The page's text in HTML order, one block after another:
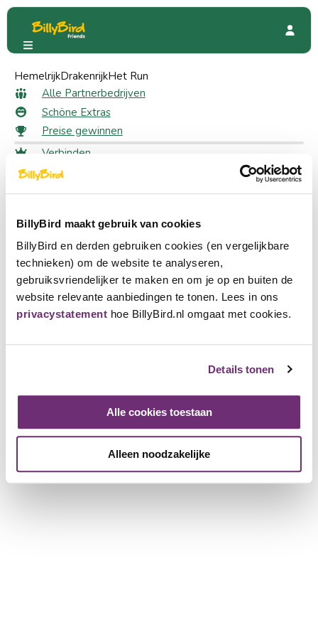
BillyBird maakt gebruik van cookies
BillyBird en derden gebruiken cookies (en vergelijkbare
technieken) om de website te analyseren,
gebruiksvriendelijker te maken en om je op en buiten de
website relevante aanbiedingen te tonen. Lees in ons
privacystatement hoe BillyBird.nl omgaat met cookies.
Details tonen
Alle cookies toestaan
Alleen noodzakelijke
HemelrijkDrakenrijkHet Run
Alle Partnerbedrijven
Schöne Extras
Preise gewinnen
Verbinden
Anmeldung
Wählen Sie eine Sprache
Nederlands
English
Deutsch
Ein Partner werden
City Adventures Bewertungen
Alle Bewertungen für City
Adventures
Bewertung abgeben
Schreiben Sie eine Rezension zu dieser Seite.
schnell zu
Alle Partnerbedrijven
Schöne Extras
Preise gewinnen
Arbeiten bei BillyBird
Betrieb von Strandbädern
Für Partnerunternehmen